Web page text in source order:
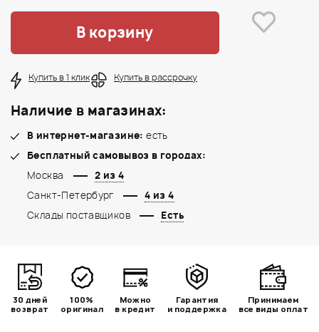
В корзину
Купить в 1 клик Купить в рассрочку
Наличие в магазинах:
В интернет-магазине: есть
Бесплатный самовывоз в городах:
Москва
2 из 4
Санкт-Петербург
4 из 4
Склады поставщиков
Есть
30 дней
возврат
100%
оригинал
Можно
в кредит
Гарантия
и поддержка
Принимаем
все виды оплат